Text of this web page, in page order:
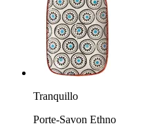
Tranquillo
Porte-Savon Ethno